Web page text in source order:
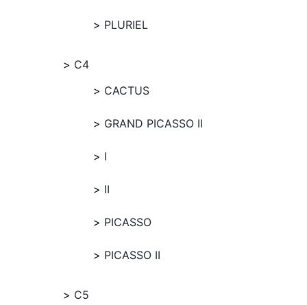
PLURIEL
C4
CACTUS
GRAND PICASSO II
I
II
PICASSO
PICASSO II
C5